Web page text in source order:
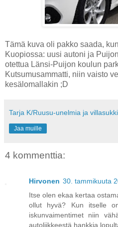
Tämä kuva oli pakko saada,
Kuopiossa: uusi autoni ja
otettua Länsi-Puijon koulun
Kutsumusammatti, niin vaisto
kesälomallakin ;D
Tarja K/Ruusu-unelmia ja
Jaa muille
4 kommenttia:
Hirvonen 30. tammikuuta
Itse olen ekaa kertaa
ollut hyvä? Kun itselle
iskunvaimentimet niin
autoliikkeestä hankkia